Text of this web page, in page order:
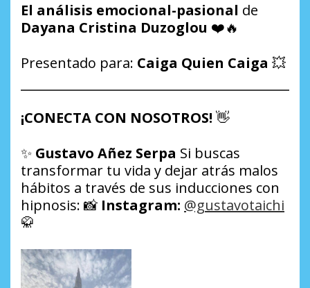
El análisis emocional-pasional de
Dayana Cristina Duzoglou ❤️🔥
Presentado para: Caiga Quien Caiga 💥
¡CONECTA CON NOSOTROS! 👋
✨ Gustavo Añez Serpa Si buscas
transformar tu vida y dejar atrás malos
hábitos a través de sus inducciones con
hipnosis: 📸 Instagram: @gustavotaichi
🥋